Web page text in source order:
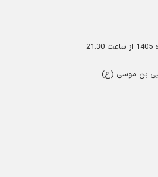
بن موسی (ع)